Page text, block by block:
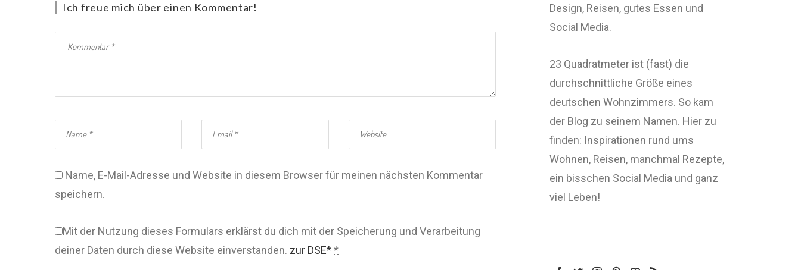
Ich freue mich über einen Kommentar!
Name, E-Mail-Adresse und Website in diesem Browser für meinen nächsten Kommentar
speichern.
Mit der Nutzung dieses Formulars erklärst du dich mit der Speicherung und Verarbeitung
deiner Daten durch diese Website einverstanden. zur DSE**
Design, Reisen, gutes Essen und
Social Media.
23 Quadratmeter ist (fast) die
durchschnittliche Größe eines
deutschen Wohnzimmers. So kam
der Blog zu seinem Namen. Hier zu
finden: Inspirationen rund ums
Wohnen, Reisen, manchmal Rezepte,
ein bisschen Social Media und ganz
viel Leben!